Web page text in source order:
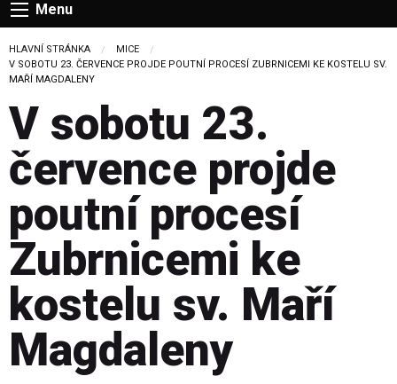
Menu
HLAVNÍ STRÁNKA
MICE
CURRENT:
V SOBOTU 23. ČERVENCE PROJDE POUTNÍ PROCESÍ ZUBRNICEMI KE KOSTELU SV.
MAŘÍ MAGDALENY
V sobotu 23.
července projde
poutní procesí
Zubrnicemi ke
kostelu sv. Maří
Magdaleny